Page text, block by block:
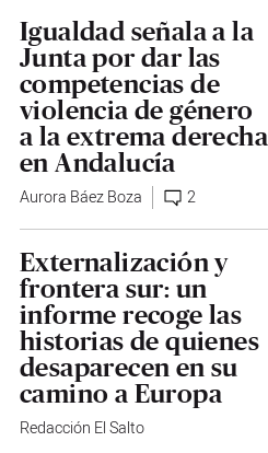
Igualdad señala a la
Junta por dar las
competencias de
violencia de género
a la extrema derecha
en Andalucía
Aurora Báez Boza 2
Externalización y
frontera sur: un
informe recoge las
historias de quienes
desaparecen en su
camino a Europa
Redacción El Salto